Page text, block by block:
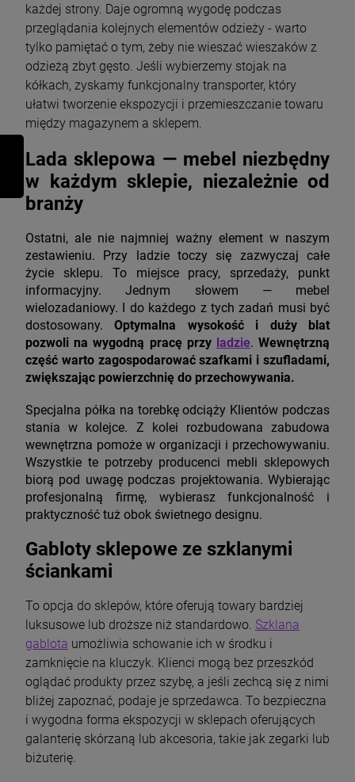
każdej strony. Daje ogromną wygodę podczas
przeglądania kolejnych elementów odzieży - warto
tylko pamiętać o tym, żeby nie wieszać wieszaków z
odzieżą zbyt gęsto. Jeśli wybierzemy stojak na
kółkach, zyskamy funkcjonalny transporter, który
ułatwi tworzenie ekspozycji i przemieszczanie towaru
między magazynem a sklepem.
Lada sklepowa — mebel niezbędny
w każdym sklepie, niezależnie od
branży
Ostatni, ale nie najmniej ważny element w naszym
zestawieniu. Przy ladzie toczy się zazwyczaj całe
życie sklepu. To miejsce pracy, sprzedaży, punkt
informacyjny. Jednym słowem — mebel
wielozadaniowy. I do każdego z tych zadań musi być
dostosowany.Optymalna wysokość i duży blat
pozwoli na wygodną pracę przy ladzie.Wewnętrzną
część warto zagospodarować szafkami i szufladami,
zwiększając powierzchnię do przechowywania.
Specjalna półka na torebkę odciąży Klientów podczas
stania w kolejce. Z kolei rozbudowana zabudowa
wewnętrzna pomoże w organizacji i przechowywaniu.
Wszystkie te potrzeby producenci mebli sklepowych
biorą pod uwagę podczas projektowania. Wybierając
profesjonalną firmę, wybierasz funkcjonalność i
praktyczność tuż obok świetnego designu.
Gabloty sklepowe ze szklanymi
ściankami
To opcja do sklepów, które oferują towary bardziej
luksusowe lub droższe niż standardowo. Szklana
gablota umożliwia schowanie ich w środku i
zamknięcie na kluczyk. Klienci mogą bez przeszkód
oglądać produkty przez szybę, a jeśli zechcą się z nimi
bliżej zapoznać, podaje je sprzedawca. To bezpieczna
i wygodna forma ekspozycji w sklepach oferujących
galanterię skórzaną lub akcesoria, takie jak zegarki lub
biżuterię.